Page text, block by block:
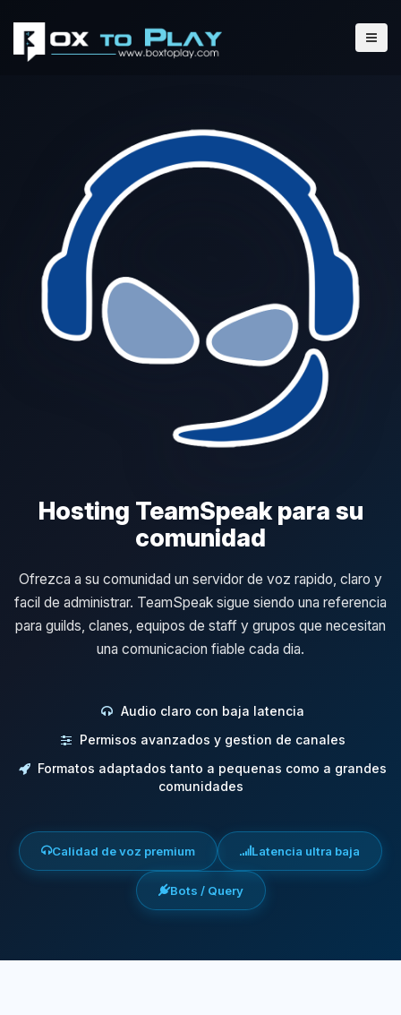
Hosting TeamSpeak para su
comunidad
Ofrezca a su comunidad un servidor de voz rapido, claro y
facil de administrar. TeamSpeak sigue siendo una referencia
para guilds, clanes, equipos de staff y grupos que necesitan
una comunicacion fiable cada dia.
Audio claro con baja latencia
Permisos avanzados y gestion de canales
Formatos adaptados tanto a pequenas como a grandes
comunidades
Calidad de voz premium Latencia ultra baja
Bots / Query